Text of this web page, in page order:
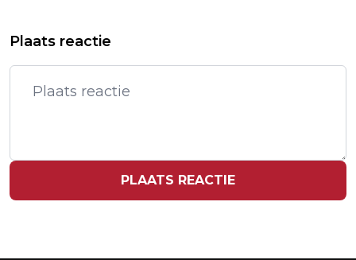
STARKEY NA 29 JAAR HEBBEN
RECORDAANTAL MELDINGEN
GEVAARLIJKE COSMETICA EN
SPEELGOED IN EU
Plaats reactie
PLAATS REACTIE